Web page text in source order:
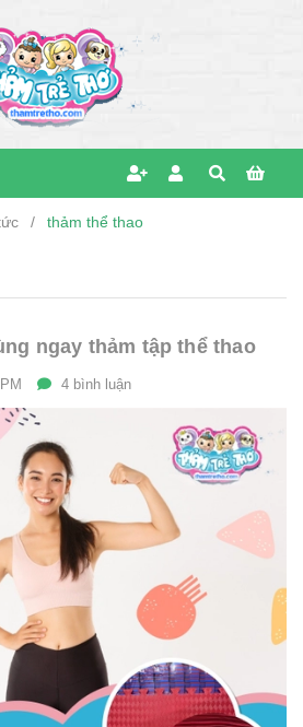
/ thảm thể thao
ngay thảm tập thể thao
4 bình luận